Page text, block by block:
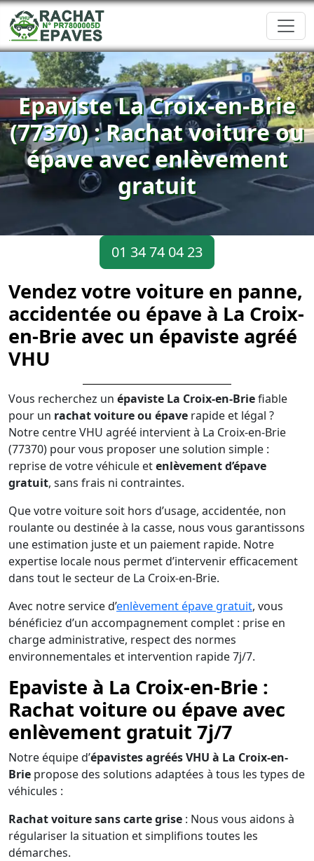
Epaviste La Croix-en-Brie
(77370) : Rachat voiture ou
épave avec enlèvement
gratuit
01 34 74 04 23
Vendez votre voiture en panne,
accidentée ou épave à La Croix-
en-Brie avec un épaviste agréé
VHU
Vous recherchez un épaviste La Croix-en-Briefiable
pour un rachat voiture ou épave rapide et légal ?
Notre centre VHU agréé intervient à La Croix-en-Brie
(77370) pour vous proposer une solution simple :
reprise de votre véhicule etenlèvement d’épave
gratuit, sans frais ni contraintes.
Que votre voiture soit hors d’usage, accidentée, non
roulante ou destinée à la casse, nous vous garantissons
une estimation juste et un paiement rapide. Notre
expertise locale nous permet d’intervenir efficacement
dans tout le secteur de La Croix-en-Brie.
Avec notre service d’enlèvement épave gratuit, vous
bénéficiez d’un accompagnement complet : prise en
charge administrative, respect des normes
environnementales et intervention rapide 7j/7.
Epaviste à La Croix-en-Brie :
Rachat voiture ou épave avec
enlèvement gratuit 7j/7
Notre équipe d’épavistes agréés VHU à La Croix-en-
Brie propose des solutions adaptées à tous les types de
véhicules :
Rachat voiture sans carte grise : Nous vous aidons à
régulariser la situation et simplifions toutes les
démarches.